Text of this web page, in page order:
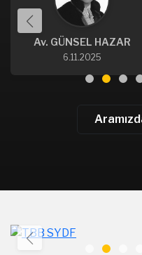
Av. GÜNSEL HAZAR
6.11.2025